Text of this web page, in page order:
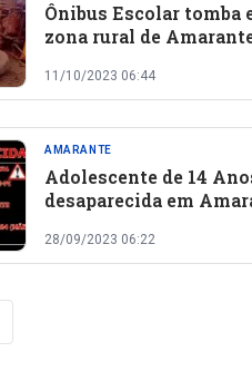
Ônibus Escolar tomba
zona rural de
11/10/2023 06:44
AMARANTE
Adolescente de 14
desaparecida em
28/09/2023 06:22